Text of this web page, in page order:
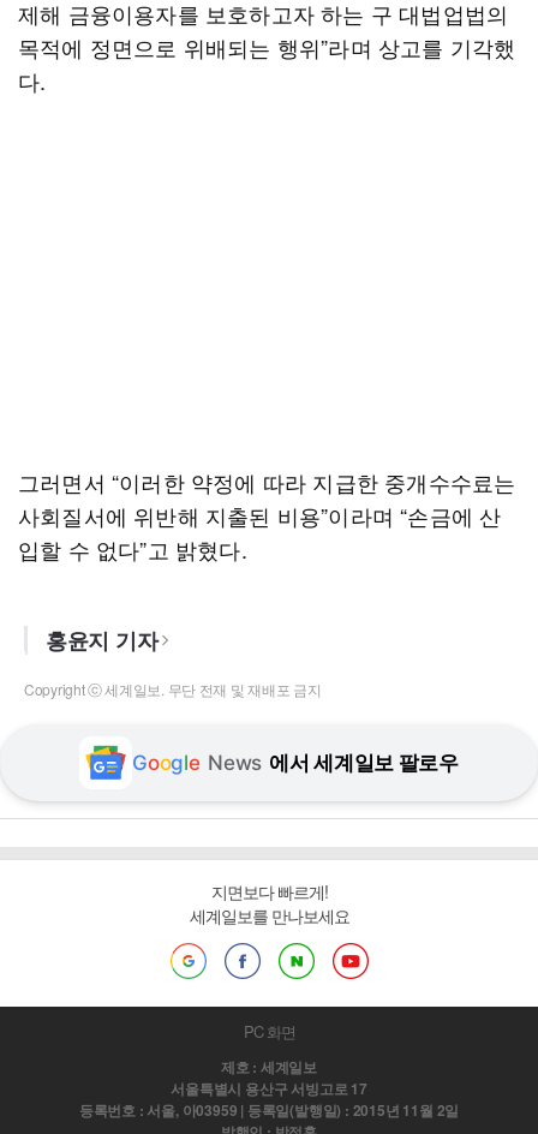
제해 금융이용자를 보호하고자 하는 구 대법업법의
목적에 정면으로 위배되는 행위”라며 상고를 기각했
다.
그러면서 “이러한 약정에 따라 지급한 중개수수료는
사회질서에 위반해 지출된 비용”이라며 “손금에 산
입할 수 없다”고 밝혔다.
홍윤지 기자
Copyright ⓒ 세계일보. 무단 전재 및 재배포 금지
Google News 에서 세계일보 팔로우
지면보다 빠르게!
세계일보를 만나보세요
PC 화면
제호 : 세계일보
서울특별시 용산구 서빙고로 17
등록번호 : 서울, 아03959 | 등록일(발행일) : 2015년 11월 2일